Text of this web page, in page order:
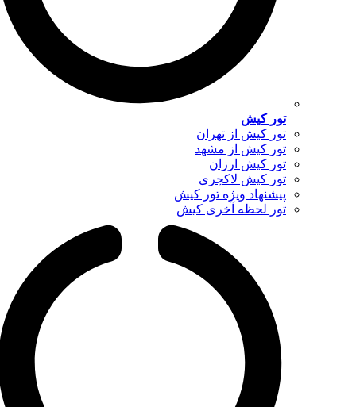
تور کیش
تور کیش از تهران
تور کیش از مشهد
تور کیش ارزان
تور کیش لاکچری
پیشنهاد ویژه تور کیش
تور لحظه آخری کیش